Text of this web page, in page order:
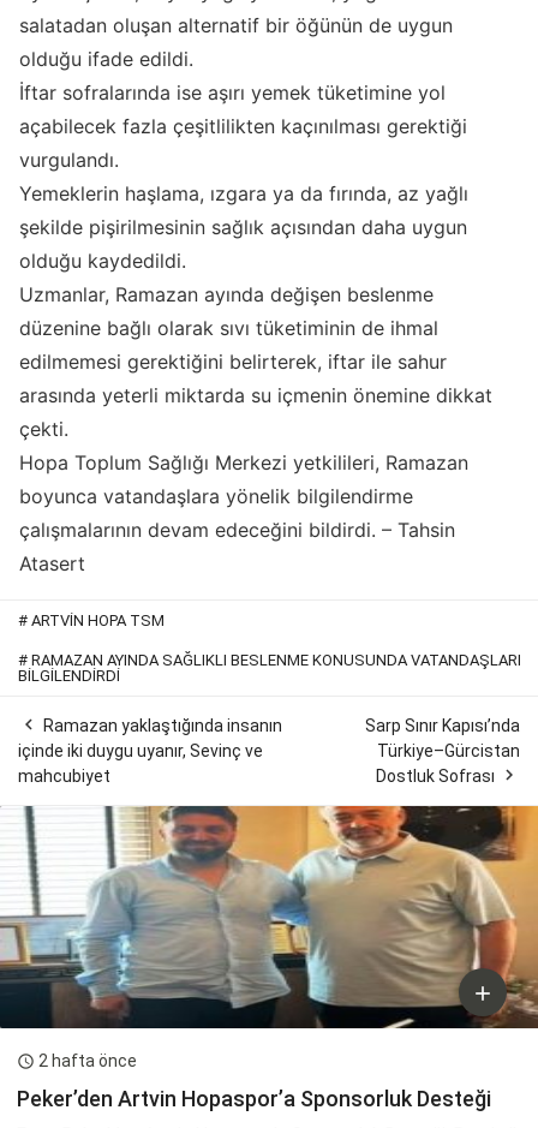
salatadan oluşan alternatif bir öğünün de uygun
olduğu ifade edildi.
İftar sofralarında ise aşırı yemek tüketimine yol
açabilecek fazla çeşitlilikten kaçınılması gerektiği
vurgulandı.
Yemeklerin haşlama, ızgara ya da fırında, az yağlı
şekilde pişirilmesinin sağlık açısından daha uygun
olduğu kaydedildi.
Uzmanlar, Ramazan ayında değişen beslenme
düzenine bağlı olarak sıvı tüketiminin de ihmal
edilmemesi gerektiğini belirterek, iftar ile sahur
arasında yeterli miktarda su içmenin önemine dikkat
çekti.
Hopa Toplum Sağlığı Merkezi yetkilileri, Ramazan
boyunca vatandaşlara yönelik bilgilendirme
çalışmalarının devam edeceğini bildirdi. – Tahsin
Atasert
# ARTVIN HOPA TSM
# RAMAZAN AYINDA SAĞLIKLI BESLENME KONUSUNDA VATANDAŞLARI
BILGILENDIRDI

Ramazan yaklaştığında insanın
içinde iki duygu uyanır, Sevinç ve
mahcubiyet
Sarp Sınır Kapısı’nda
Türkiye–Gürcistan
Dostluk Sofrası


 2 hafta önce
Peker’den Artvin Hopaspor’a Sponsorluk Desteği